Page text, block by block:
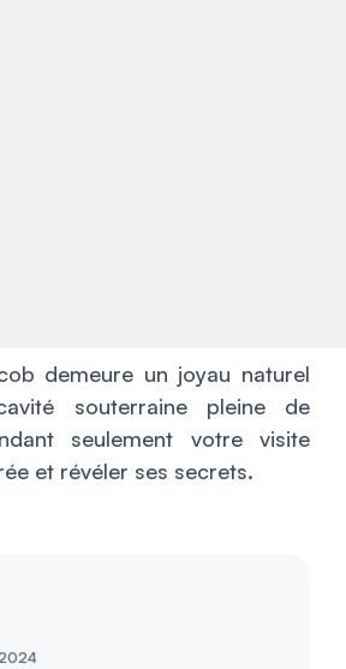
demeure un joyau naturel
souterraine pleine de
seulement votre visite
et révéler ses secrets.
2024